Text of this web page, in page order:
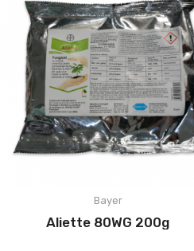
Bayer
Aliette 80WG 200g